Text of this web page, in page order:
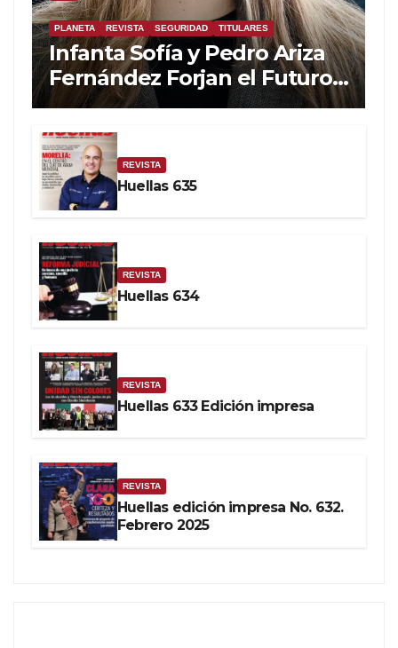
PLANETA REVISTA SEGURIDAD TITULARES
Infanta Sofía y Pedro Ariza
Fernández Forjan el Futuro
de la Soberanía Real
REVISTA
Huellas 635
REVISTA
Huellas 634
REVISTA
Huellas 633 Edición impresa
REVISTA
Huellas edición impresa No. 632.
Febrero 2025